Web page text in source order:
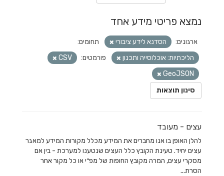
נמצא פריטי מידע אחד
ארגונים: הסדנא לידע ציבורי
תחומים:
הליכתיות: אוכלוסייה ותכנון
פורמטים:
CSV
GeoJSON
סינון תוצאות
עצים - מעובד
להלן האופן בו אנו מחברים את המידע מכלל מקורות המידע למאגר
עצים יחיד. טעינת הקובץ כלל העצים שנטענו למערכת - בין אם
מסקרי עצים, המרה מקובץ החופות של מפ״י או כל מקור אחר
הסרת...